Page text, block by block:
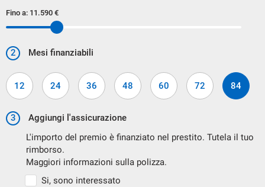
Imperfezioni :
i nostri tecnici verificano con attenzione le condizioni di
all eta' .
imperfezioni che il veicolo presenta.
Fino a: 11.590 €
2 Mesi finanziabili
12 24 36 48 60 72 84
3
Aggiungi l'assicurazione
L'importo del premio è finanziato nel prestito. Tutela il tuo
rimborso.
Maggiori informazioni sulla polizza.
Si, sono interessato